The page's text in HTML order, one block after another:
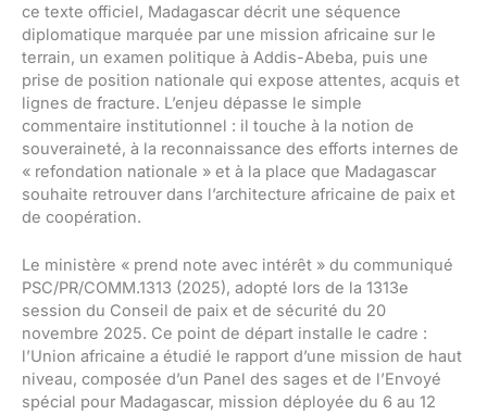
ce texte officiel, Madagascar décrit une séquence
diplomatique marquée par une mission africaine sur le
terrain, un examen politique à Addis-Abeba, puis une
prise de position nationale qui expose attentes, acquis et
lignes de fracture. L’enjeu dépasse le simple
commentaire institutionnel : il touche à la notion de
souveraineté, à la reconnaissance des efforts internes de
« refondation nationale » et à la place que Madagascar
souhaite retrouver dans l’architecture africaine de paix et
de coopération.
Le ministère « prend note avec intérêt » du communiqué
PSC/PR/COMM.1313 (2025), adopté lors de la 1313e
session du Conseil de paix et de sécurité du 20
novembre 2025. Ce point de départ installe le cadre :
l’Union africaine a étudié le rapport d’une mission de haut
niveau, composée d’un Panel des sages et de l’Envoyé
spécial pour Madagascar, mission déployée du 6 au 12